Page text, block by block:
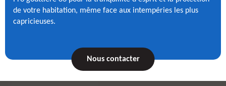
de votre habitation, même face aux intempéries les plus
capricieuses.
Nous contacter